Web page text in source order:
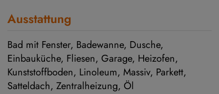
Ausstattung
Bad mit Fenster Badewanne Dusche
Einbauküche Fliesen Garage Heizofen
Kunststoffboden Linoleum Massiv Parkett
Satteldach Zentralheizung Öl